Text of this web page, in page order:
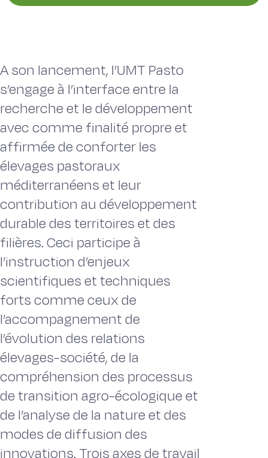
A son lancement, l’UMT Pasto
s’engage à l’interface entre la
recherche et le développement
avec comme finalité propre et
affirmée de conforter les
élevages pastoraux
méditerranéens et leur
contribution au développement
durable des territoires et des
filières. Ceci participe à
l’instruction d’enjeux
scientifiques et techniques
forts comme ceux de
l’accompagnement de
l’évolution des relations
élevages-société, de la
compréhension des processus
de transition agro-écologique et
de l’analyse de la nature et des
modes de diffusion des
innovations. Trois axes de travail